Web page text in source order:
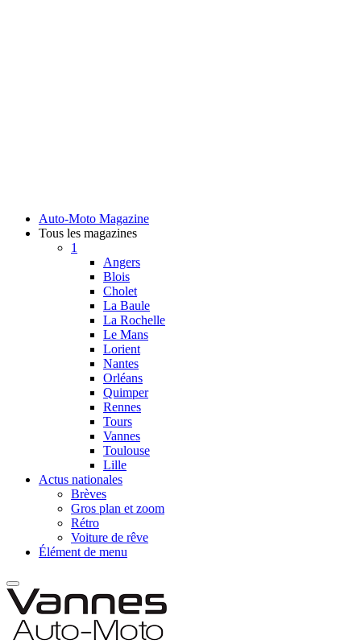
Auto-Moto Magazine
Tous les magazines
1
Angers
Blois
Cholet
La Baule
La Rochelle
Le Mans
Lorient
Nantes
Orléans
Quimper
Rennes
Tours
Vannes
Toulouse
Lille
Actus nationales
Brèves
Gros plan et zoom
Rétro
Voiture de rêve
Élément de menu